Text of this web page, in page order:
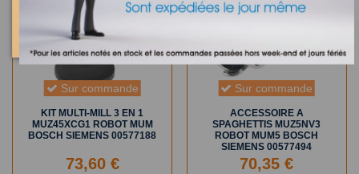
Sur commande
KIT MULTI-MILL 3 EN 1
MUZ45XCG1 ROBOT MUM
BOSCH SIEMENS 00577188
73,60 €
Sur commande
ACCESSOIRE A
SPAGHETTIS MUZ5NV3
ROBOT MUM5 BOSCH
SIEMENS 00577494
70,35 €